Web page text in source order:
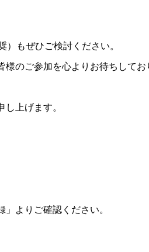
もぜひご検討ください。
のご参加を心よりお待ちしてお
上げます。
よりご確認ください。